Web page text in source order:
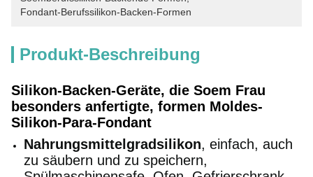
Fondant-Berufssilikon-Backen-Formen
Produkt-Beschreibung
Silikon-Backen-Geräte, die Soem Frau
besonders anfertigte, formen Moldes-
Silikon-Para-Fondant
Nahrungsmittelgradsilikon, einfach, auch
zu säubern und zu speichern,